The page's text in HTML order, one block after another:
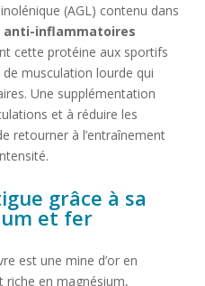
(AGL) contenu dans
anti-inflammatoires
cette protéine aux sportifs
de musculation lourde qui
Une supplémentation
et à réduire les
retourner à l’entraînement
grâce à sa
et fer
est une mine d’or en
riche en magnésium,